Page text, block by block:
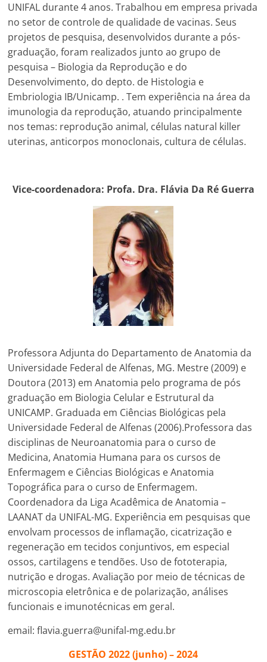
UNIFAL durante 4 anos. Trabalhou em empresa privada
no setor de controle de qualidade de vacinas. Seus
projetos de pesquisa, desenvolvidos durante a pós-
graduação, foram realizados junto ao grupo de
pesquisa – Biologia da Reprodução e do
Desenvolvimento, do depto. de Histologia e
Embriologia IB/Unicamp. . Tem experiência na área da
imunologia da reprodução, atuando principalmente
nos temas: reprodução animal, células natural killer
uterinas, anticorpos monoclonais, cultura de células.
Vice-coordenadora: Profa. Dra. Flávia Da Ré Guerra
Professora Adjunta do Departamento de Anatomia da
Universidade Federal de Alfenas, MG. Mestre (2009) e
Doutora (2013) em Anatomia pelo programa de pós
graduação em Biologia Celular e Estrutural da
UNICAMP. Graduada em Ciências Biológicas pela
Universidade Federal de Alfenas (2006).Professora das
disciplinas de Neuroanatomia para o curso de
Medicina, Anatomia Humana para os cursos de
Enfermagem e Ciências Biológicas e Anatomia
Topográfica para o curso de Enfermagem.
Coordenadora da Liga Acadêmica de Anatomia –
LAANAT da UNIFAL-MG. Experiência em pesquisas que
envolvam processos de inflamação, cicatrização e
regeneração em tecidos conjuntivos, em especial
ossos, cartilagens e tendões. Uso de fototerapia,
nutrição e drogas. Avaliação por meio de técnicas de
microscopia eletrônica e de polarização, análises
funcionais e imunotécnicas em geral.
email: flavia.guerra@unifal-mg.edu.br
GESTÃO 2022 (junho) – 2024